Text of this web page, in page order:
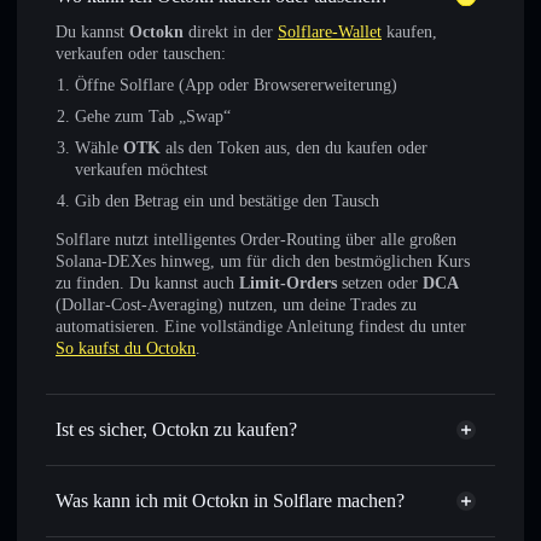
Du kannst Octokn direkt in der Solflare-Wallet kaufen,
verkaufen oder tauschen:
Öffne Solflare (App oder Browsererweiterung)
Gehe zum Tab „Swap“
Wähle OTK als den Token aus, den du kaufen oder
verkaufen möchtest
Gib den Betrag ein und bestätige den Tausch
Solflare nutzt intelligentes Order-Routing über alle großen
Solana-DEXes hinweg, um für dich den bestmöglichen Kurs
zu finden. Du kannst auch Limit-Orders setzen oder DCA
(Dollar-Cost-Averaging) nutzen, um deine Trades zu
automatisieren. Eine vollständige Anleitung findest du unter
So kaufst du Octokn.
Ist es sicher, Octokn zu kaufen?
Octokn verifizierter Token
Was kann ich mit Octokn in Solflare machen?
Octokn
Solflare-Wallet